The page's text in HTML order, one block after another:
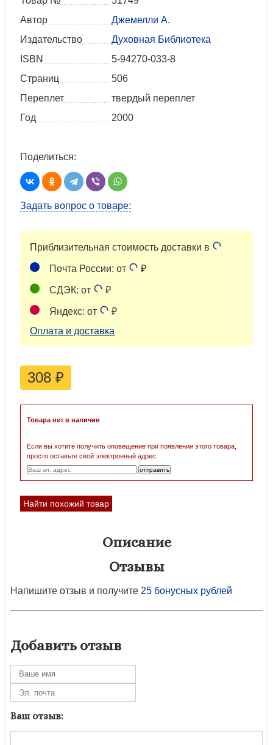
Автор
Джемелли А.
Издательство
Духовная Библиотека
ISBN
5-94270-033-8
Страниц
506
Переплет
твердый переплет
Год
2000
Поделиться:
Задать вопрос о товаре:
Приблизительная стоимость доставки в
Почта России: от ₽
СДЭК: от ₽
Яндекс: от
₽
Оплата и доставка
308 ₽
Товара нет в наличии
Если вы хотите получить оповещение при появлении этого товара,
просто оставьте свой электронный адрес.
Найти похожий товар
Описание
Отзывы
Напишите отзыв и получите 25 бонусных рублей
Добавить отзыв
Ваш отзыв: